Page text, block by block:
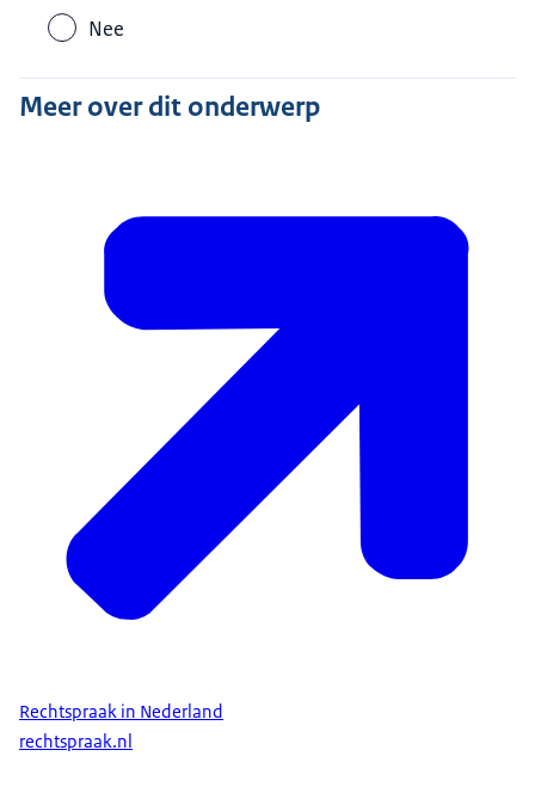
Nee
Meer over dit onderwerp
Rechtspraak in Nederland
rechtspraak.nl